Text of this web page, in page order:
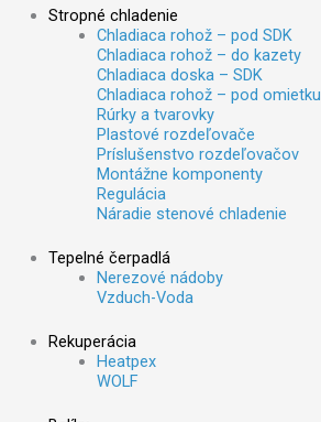
Stropné chladenie
Chladiaca rohož – pod SDK
Chladiaca rohož – do kazety
Chladiaca doska – SDK
Chladiaca rohož – pod omietku
Rúrky a tvarovky
Plastové rozdeľovače
Príslušenstvo rozdeľovačov
Montážne komponenty
Regulácia
Náradie stenové chladenie
Tepelné čerpadlá
Nerezové nádoby
Vzduch-Voda
Rekuperácia
Heatpex
WOLF